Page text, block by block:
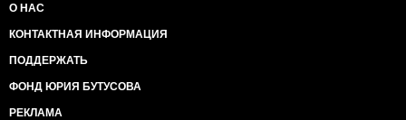
О НАС
КОНТАКТНАЯ ИНФОРМАЦИЯ
ПОДДЕРЖАТЬ
ФОНД ЮРИЯ БУТУСОВА
РЕКЛАМА